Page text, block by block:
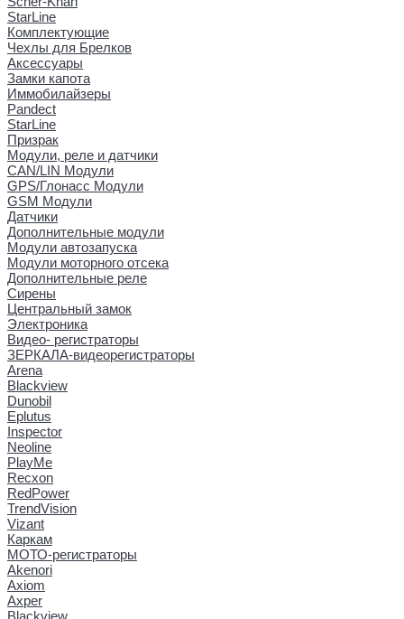
StarLine
Комплектующие
Чехлы для Брелков
Аксессуары
Замки капота
Иммобилайзеры
Pandect
StarLine
Призрак
Модули, реле и датчики
CAN/LIN Модули
GPS/Глонасс Модули
GSM Модули
Датчики
Дополнительные модули
Модули автозапуска
Модули моторного отсека
Дополнительные реле
Сирены
Центральный замок
Электроника
Видео- регистраторы
ЗЕРКАЛА-видеорегистраторы
Arena
Blackview
Dunobil
Eplutus
Inspector
Neoline
PlayMe
Recxon
RedPower
TrendVision
Vizant
Каркам
МОТО-регистраторы
Akenori
Axiom
Axper
Blackview